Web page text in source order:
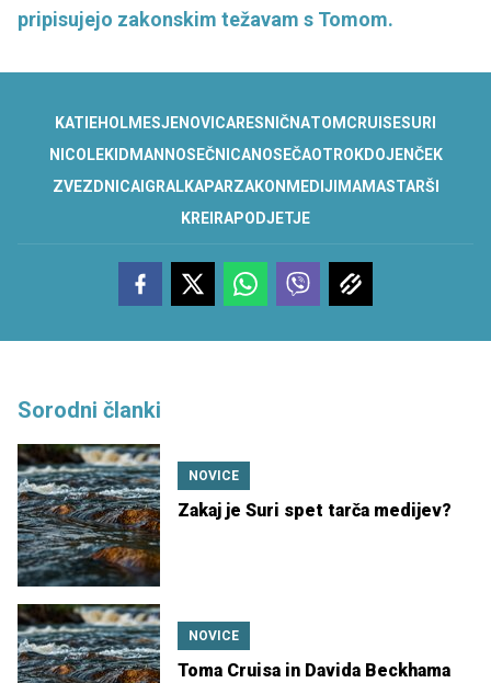
pripisujejo zakonskim težavam s Tomom.
KATIEHOLMESJENOVICARESNIČNATOM CRUISESURI
NICOLEKIDMAN NOSEČNICANOSEČAOTROKDOJENČEK
ZVEZDNICAIGRALKAPARZAKON MEDIJI MAMASTARŠI
KREIRAPODJETJE
Sorodni članki
NOVICE
Zakaj je Suri spet tarča medijev?
NOVICE
Toma Cruisa in Davida Beckhama